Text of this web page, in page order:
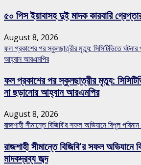
৫০ পিস ইয়াবাসহ দুই মাদক কারবারি
August 8, 2026
ফল প্রকাশের পর স্কুলছাত্রীর মৃত্যু: সিসিটিভিতে
আহ্বান আরএমপির
ফল প্রকাশের পর স্কুলছাত্রীর মৃত্যু:
না ছড়ানোর আহ্বান আরএমপির
August 8, 2026
রাজশাহী সীমান্তে বিজিবি’র সফল অভিযানে বিপুল
রাজশাহী সীমান্তে বিজিবি’র সফল অভিযানে
মাদকদ্রব্য জব্দ